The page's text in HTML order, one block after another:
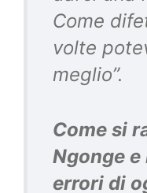
Come
volte
meglio”.
Come si
Ngonge
errori di